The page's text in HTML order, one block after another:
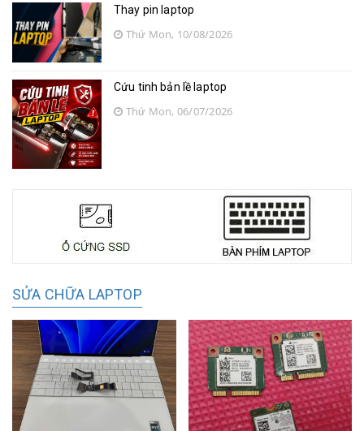
Thay pin laptop
Thứ Mon, 10/08/2026
Cứu tinh bản lề laptop
Thứ Mon, 06/07/2026
SỬA CHỮA LAPTOP